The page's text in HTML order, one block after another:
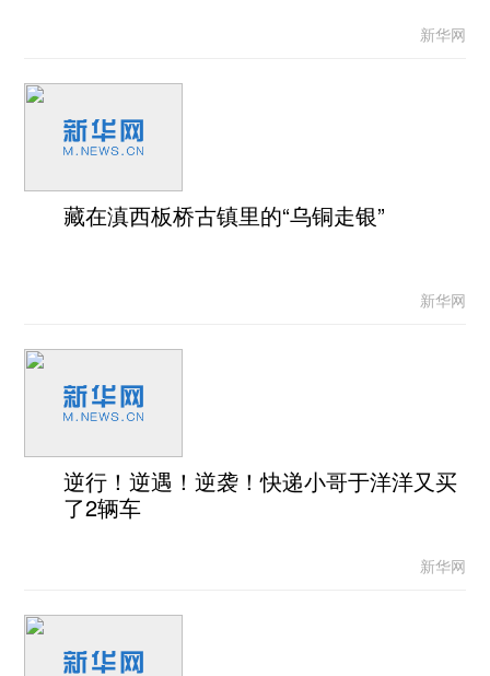
新华网
藏在滇西板桥古镇里的“乌铜走银”
新华网
逆行！逆遇！逆袭！快递小哥于洋洋又买
了2辆车
新华网